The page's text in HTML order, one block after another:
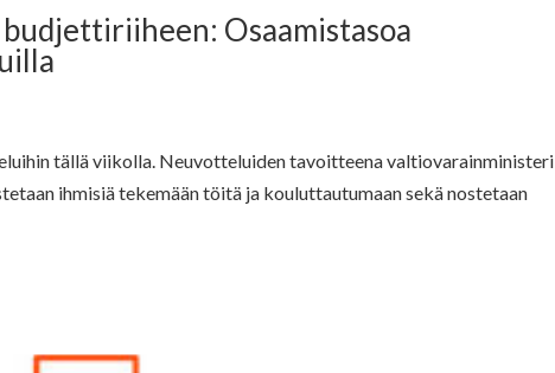
Osaamistasoa
tällä viikolla. Neuvotteluiden tavoitteena valtiovarainministeri
ihmisiä tekemään töitä ja kouluttautumaan sekä nostetaan